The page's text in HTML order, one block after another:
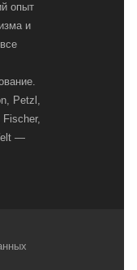
опыт
и
Petzl,
—